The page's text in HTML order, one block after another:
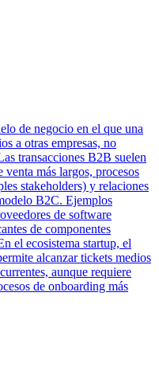
de negocio en el que una
a otras empresas, no
transacciones B2B suelen
más largos, procesos
stakeholders) y relaciones
B2C. Ejemplos
de software
de componentes
el ecosistema startup, el
alcanzar tickets medios
aunque requiere
de onboarding más